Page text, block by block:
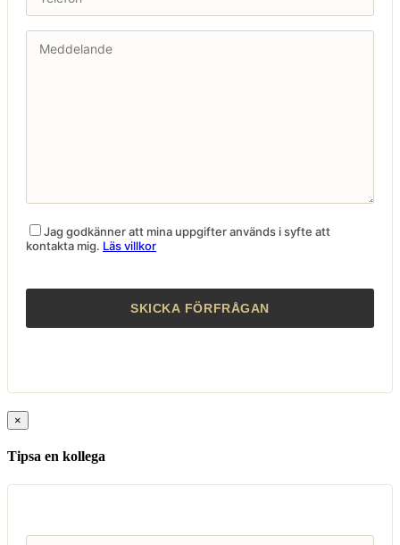
Jag godkänner att mina uppgifter används i syfte att
kontakta mig. Läs villkor
×
Tipsa en kollega